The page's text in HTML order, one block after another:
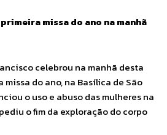
missa do ano na manhã
celebrou na manhã desta
do ano, na Basílica de São
o uso e abuso das mulheres na
o fim da exploração do corpo